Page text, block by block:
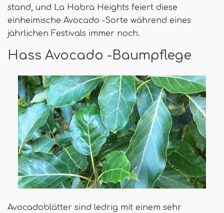
stand, und La Habra Heights feiert diese
einheimische Avocado -Sorte während eines
jährlichen Festivals immer noch.
Hass Avocado -Baumpflege
Avocadoblätter sind ledrig mit einem sehr